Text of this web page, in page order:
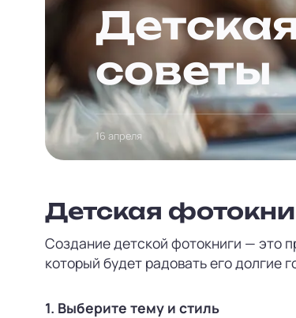
советы
16 апреля
Детская
Создание детской фотокниги — это
который будет радовать его долгие
1. Выберите тему и стиль